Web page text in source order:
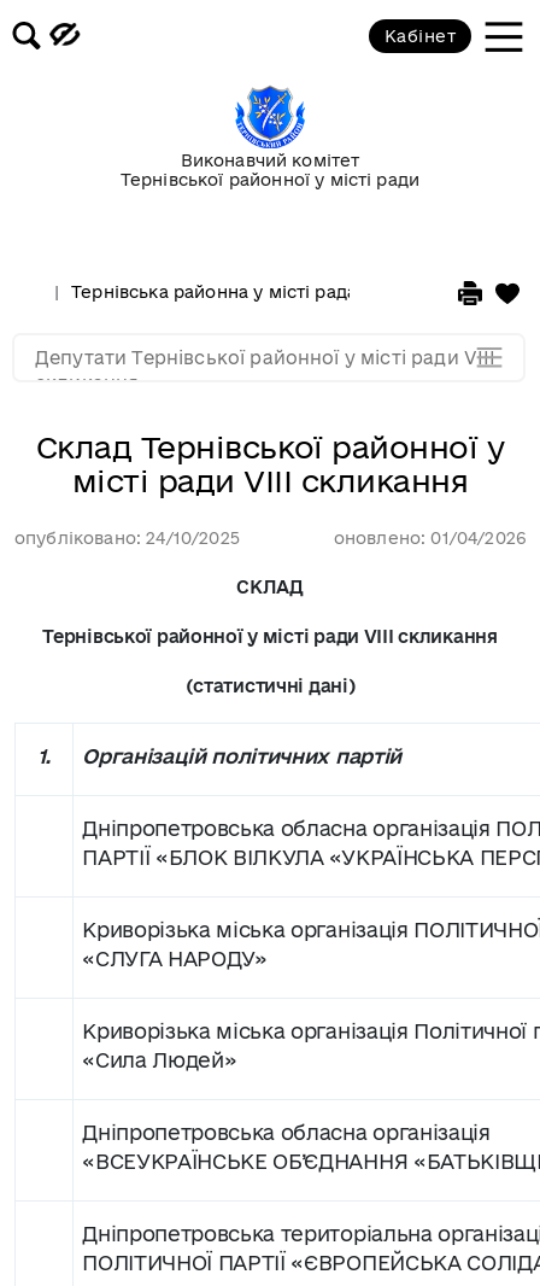
Виконавчий комітет
Тернівської районної у місті ради
Кабінет
Тернівська районна у місті рада Депутати
Склад Тернівської районної у
місті ради VІІІ скликання
опубліковано: 24/10/2025 оновлено: 01/04/2026
СКЛАД
Тернівської районної у місті ради VІІІ скликання
(статистичні дані)
1. Організацій політичних партій
Дніпропетровська обласна організація
ПАРТІЇ «БЛОК ВІЛКУЛА «УКРАЇНСЬКА
Криворізька міська організація
«СЛУГА НАРОДУ»
Криворізька міська організація Політичної
«Сила Людей»
Дніпропетровська обласна організація
«ВСЕУКРАЇНСЬКЕ ОБ’ЄДНАННЯ
Дніпропетровська територіальна
ПОЛІТИЧНОЇ ПАРТІЇ «ЄВРОПЕЙСЬКА
Депутати Тернівської районної у місті ради VІІІ
скликання
Депутати
Мапа розділу